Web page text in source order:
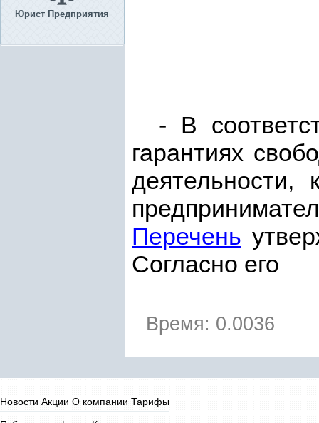
Юрист Предприятия
- В
гарантиях
деятельности,
Перечень
Согласно его
Время: 0.0036
Новости Акции О компании Тарифы